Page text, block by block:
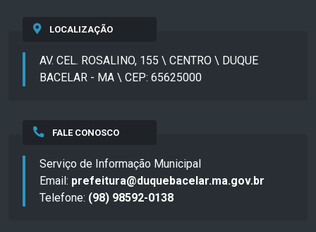
LOCALIZAÇÃO
AV. CEL. ROSALINO, 155 \ CENTRO \ DUQUE
BACELAR - MA \ CEP: 65625000
FALE CONOSCO
Serviço de Informação Municipal
Email: prefeitura@duquebacelar.ma.gov.br
Telefone: (98) 98592-0138